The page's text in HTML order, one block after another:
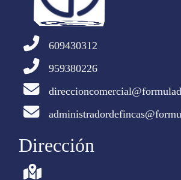
609430312
959380226
Dirección